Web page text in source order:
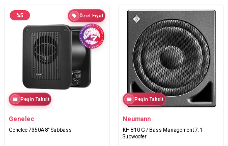
%5 Özel Fiyat
Peşin Taksit
Genelec
Genelec 7350A 8'' Subbass
Peşin Taksit
Neumann
KH 810 G / Bass Management 7.1
Subwoofer